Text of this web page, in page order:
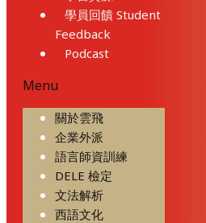
學員回饋 Student
Feedback
Podcast
Menu
關於雲飛
企業外派
語言師資訓練
DELE 檢定
文法解析
西語文化